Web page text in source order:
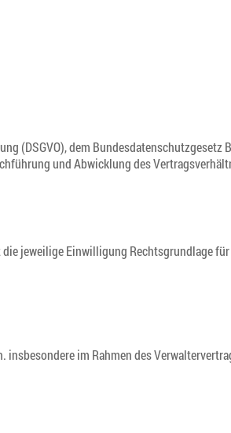
(DSGVO), dem
und Abwicklung des
jeweilige Einwilligung Rechtsgrundlage
im Rahmen des